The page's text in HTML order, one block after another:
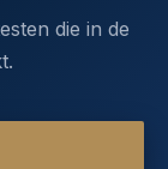
die in de